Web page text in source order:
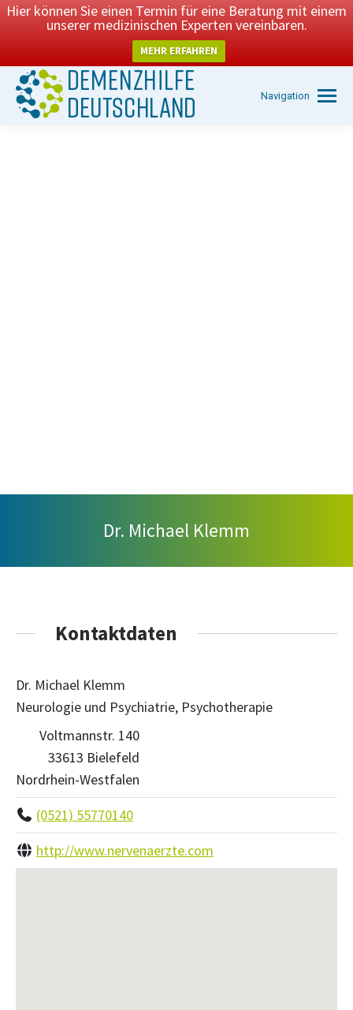
Hier können Sie einen Termin für eine Beratung mit einem
unserer medizinischen Experten vereinbaren.
MEHR ERFAHREN
Navigation
Dr. Michael Klemm
Kontaktdaten
Dr. Michael Klemm
Neurologie und Psychiatrie, Psychotherapie
Voltmannstr. 140
33613 Bielefeld
Nordrhein-Westfalen
(0521) 55770140
http://www.nervenaerzte.com